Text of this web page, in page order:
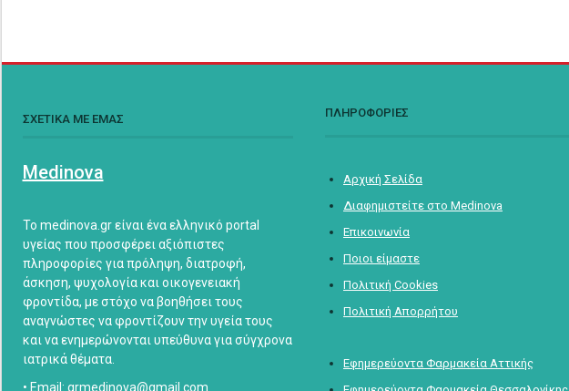
ΣΧΕΤΙΚΑ ΜΕ ΕΜΑΣ
Medinova
Το medinova.gr είναι ένα ελληνικό portal
υγείας που προσφέρει αξιόπιστες
πληροφορίες για πρόληψη, διατροφή,
άσκηση, ψυχολογία και οικογενειακή
φροντίδα, με στόχο να βοηθήσει τους
αναγνώστες να φροντίζουν την υγεία τους
και να ενημερώνονται υπεύθυνα για σύγχρονα
ιατρικά θέματα.
• Email: grmedinova@gmail.com
ΠΛΗΡΟΦΟΡΙΕΣ
Αρχική Σελίδα
Διαφημιστείτε στο Medinova
Επικοινωνία
Ποιοι είμαστε
Πολιτική Cookies
Πολιτική Απορρήτου
Εφημερεύοντα Φαρμακεία Αττικής